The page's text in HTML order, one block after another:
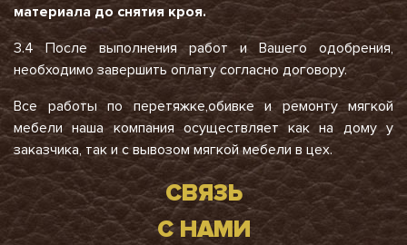
материала до снятия кроя.
3.4 После выполнения работ и Вашего одобрения,
необходимо завершить оплату согласно договору.
Все работы по перетяжке,обивке и ремонту мягкой
мебели наша компания осуществляет как на дому у
заказчика, так и с вывозом мягкой мебели в цех.
СВЯЗЬ
С НАМИ